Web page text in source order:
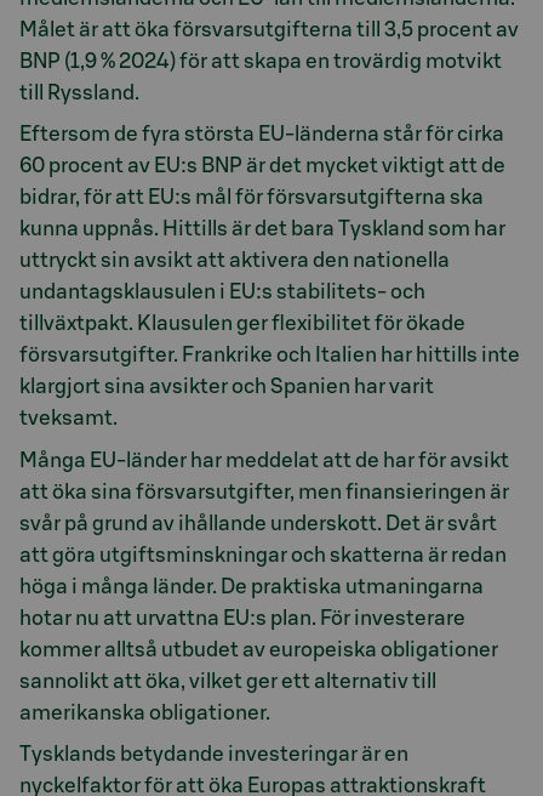
Målet är att öka försvarsutgifterna till 3,5 procent av
BNP (1,9 % 2024) för att skapa en trovärdig motvikt
till Ryssland.
Eftersom de fyra största EU-länderna står för cirka
60 procent av EU:s BNP är det mycket viktigt att de
bidrar, för att EU:s mål för försvarsutgifterna ska
kunna uppnås. Hittills är det bara Tyskland som har
uttryckt sin avsikt att aktivera den nationella
undantagsklausulen i EU:s stabilitets- och
tillväxtpakt. Klausulen ger flexibilitet för ökade
försvarsutgifter. Frankrike och Italien har hittills inte
klargjort sina avsikter och Spanien har varit
tveksamt.
Många EU-länder har meddelat att de har för avsikt
att öka sina försvarsutgifter, men finansieringen är
svår på grund av ihållande underskott. Det är svårt
att göra utgiftsminskningar och skatterna är redan
höga i många länder. De praktiska utmaningarna
hotar nu att urvattna EU:s plan. För investerare
kommer alltså utbudet av europeiska obligationer
sannolikt att öka, vilket ger ett alternativ till
amerikanska obligationer.
Tysklands betydande investeringar är en
nyckelfaktor för att öka Europas attraktionskraft